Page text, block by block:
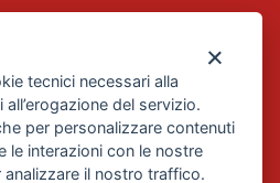
tecnici necessari alla
del servizio.
per personalizzare contenuti
le interazioni con le nostre
il nostro traffico.
1656740